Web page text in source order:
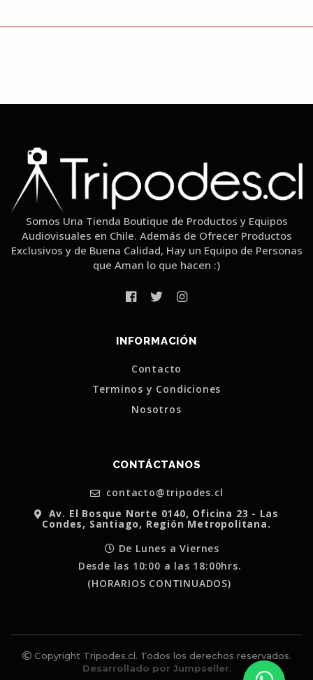
Somos Una Tienda Boutique de Productos y Equipos
Audiovisuales en Chile. Además de Ofrecer Productos
Exclusivos y de Buena Calidad, Hay un Equipo de Personas
que Aman lo que hacen :)
INFORMACIÓN
Contacto
Terminos y Condiciones
Nosotros
CONTÁCTANOS
contacto@tripodes.cl
Av. El Bosque Norte 0140, Oficina 23 - Las
Condes, Santiago, Región Metropolitana.
De Lunes a Viernes
Desde las 10:00 a las 18:00hrs.
(HORARIOS CONTINUADOS)
Copyright Tripodes.cl. Todos los derechos reservados.
Desarrollado por Jumpseller.